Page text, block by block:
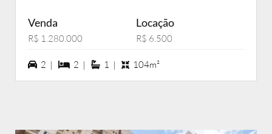
Venda
R$ 1.280.000
Locação
R$ 6.500
2 vagas na garagem
2 | 2 dormiórios
2 | 1 suítes
1 | 104m²